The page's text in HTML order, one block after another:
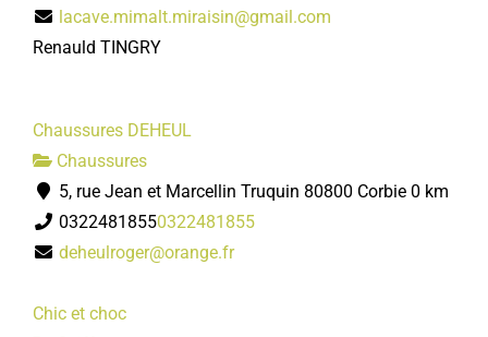
lacave.mimalt.miraisin@gmail.com
Renauld TINGRY
Chaussures DEHEUL
Chaussures
5, rue Jean et Marcellin Truquin 80800 Corbie 0 km
03224818550322481855
deheulroger@orange.fr
Chic et choc